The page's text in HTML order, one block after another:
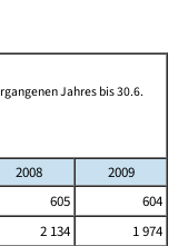
Jahres bis 30.6.
2008
2009
605
604
2 134
1 974